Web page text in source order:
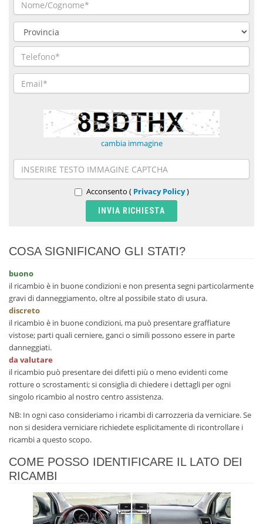
cambia immagine
Acconsento ( Privacy Policy)
COSA SIGNIFICANO GLI STATI?
buono
il ricambio è in buone condizioni e non presenta segni particolarmente
gravi di danneggiamento, oltre al possibile stato di usura.
discreto
il ricambio è in buone condizioni, ma può presentare graffiature
vistose; parti quali cerniere, ganci o simili possono essere in parte
danneggiati.
da valutare
il ricambio può presentare dei difetti più o meno evidenti come
rotture o scrostamenti; si consiglia di chiedere i dettagli per ogni
singolo ricambio al nostro centro assistenza.
NB: In ogni caso consideriamo i ricambi di carrozzeria da verniciare. Se
non si desidera verniciare richiedete esplicitamente di ricontrollare i
ricambi a questo scopo.
COME POSSO IDENTIFICARE IL LATO DEI
RICAMBI